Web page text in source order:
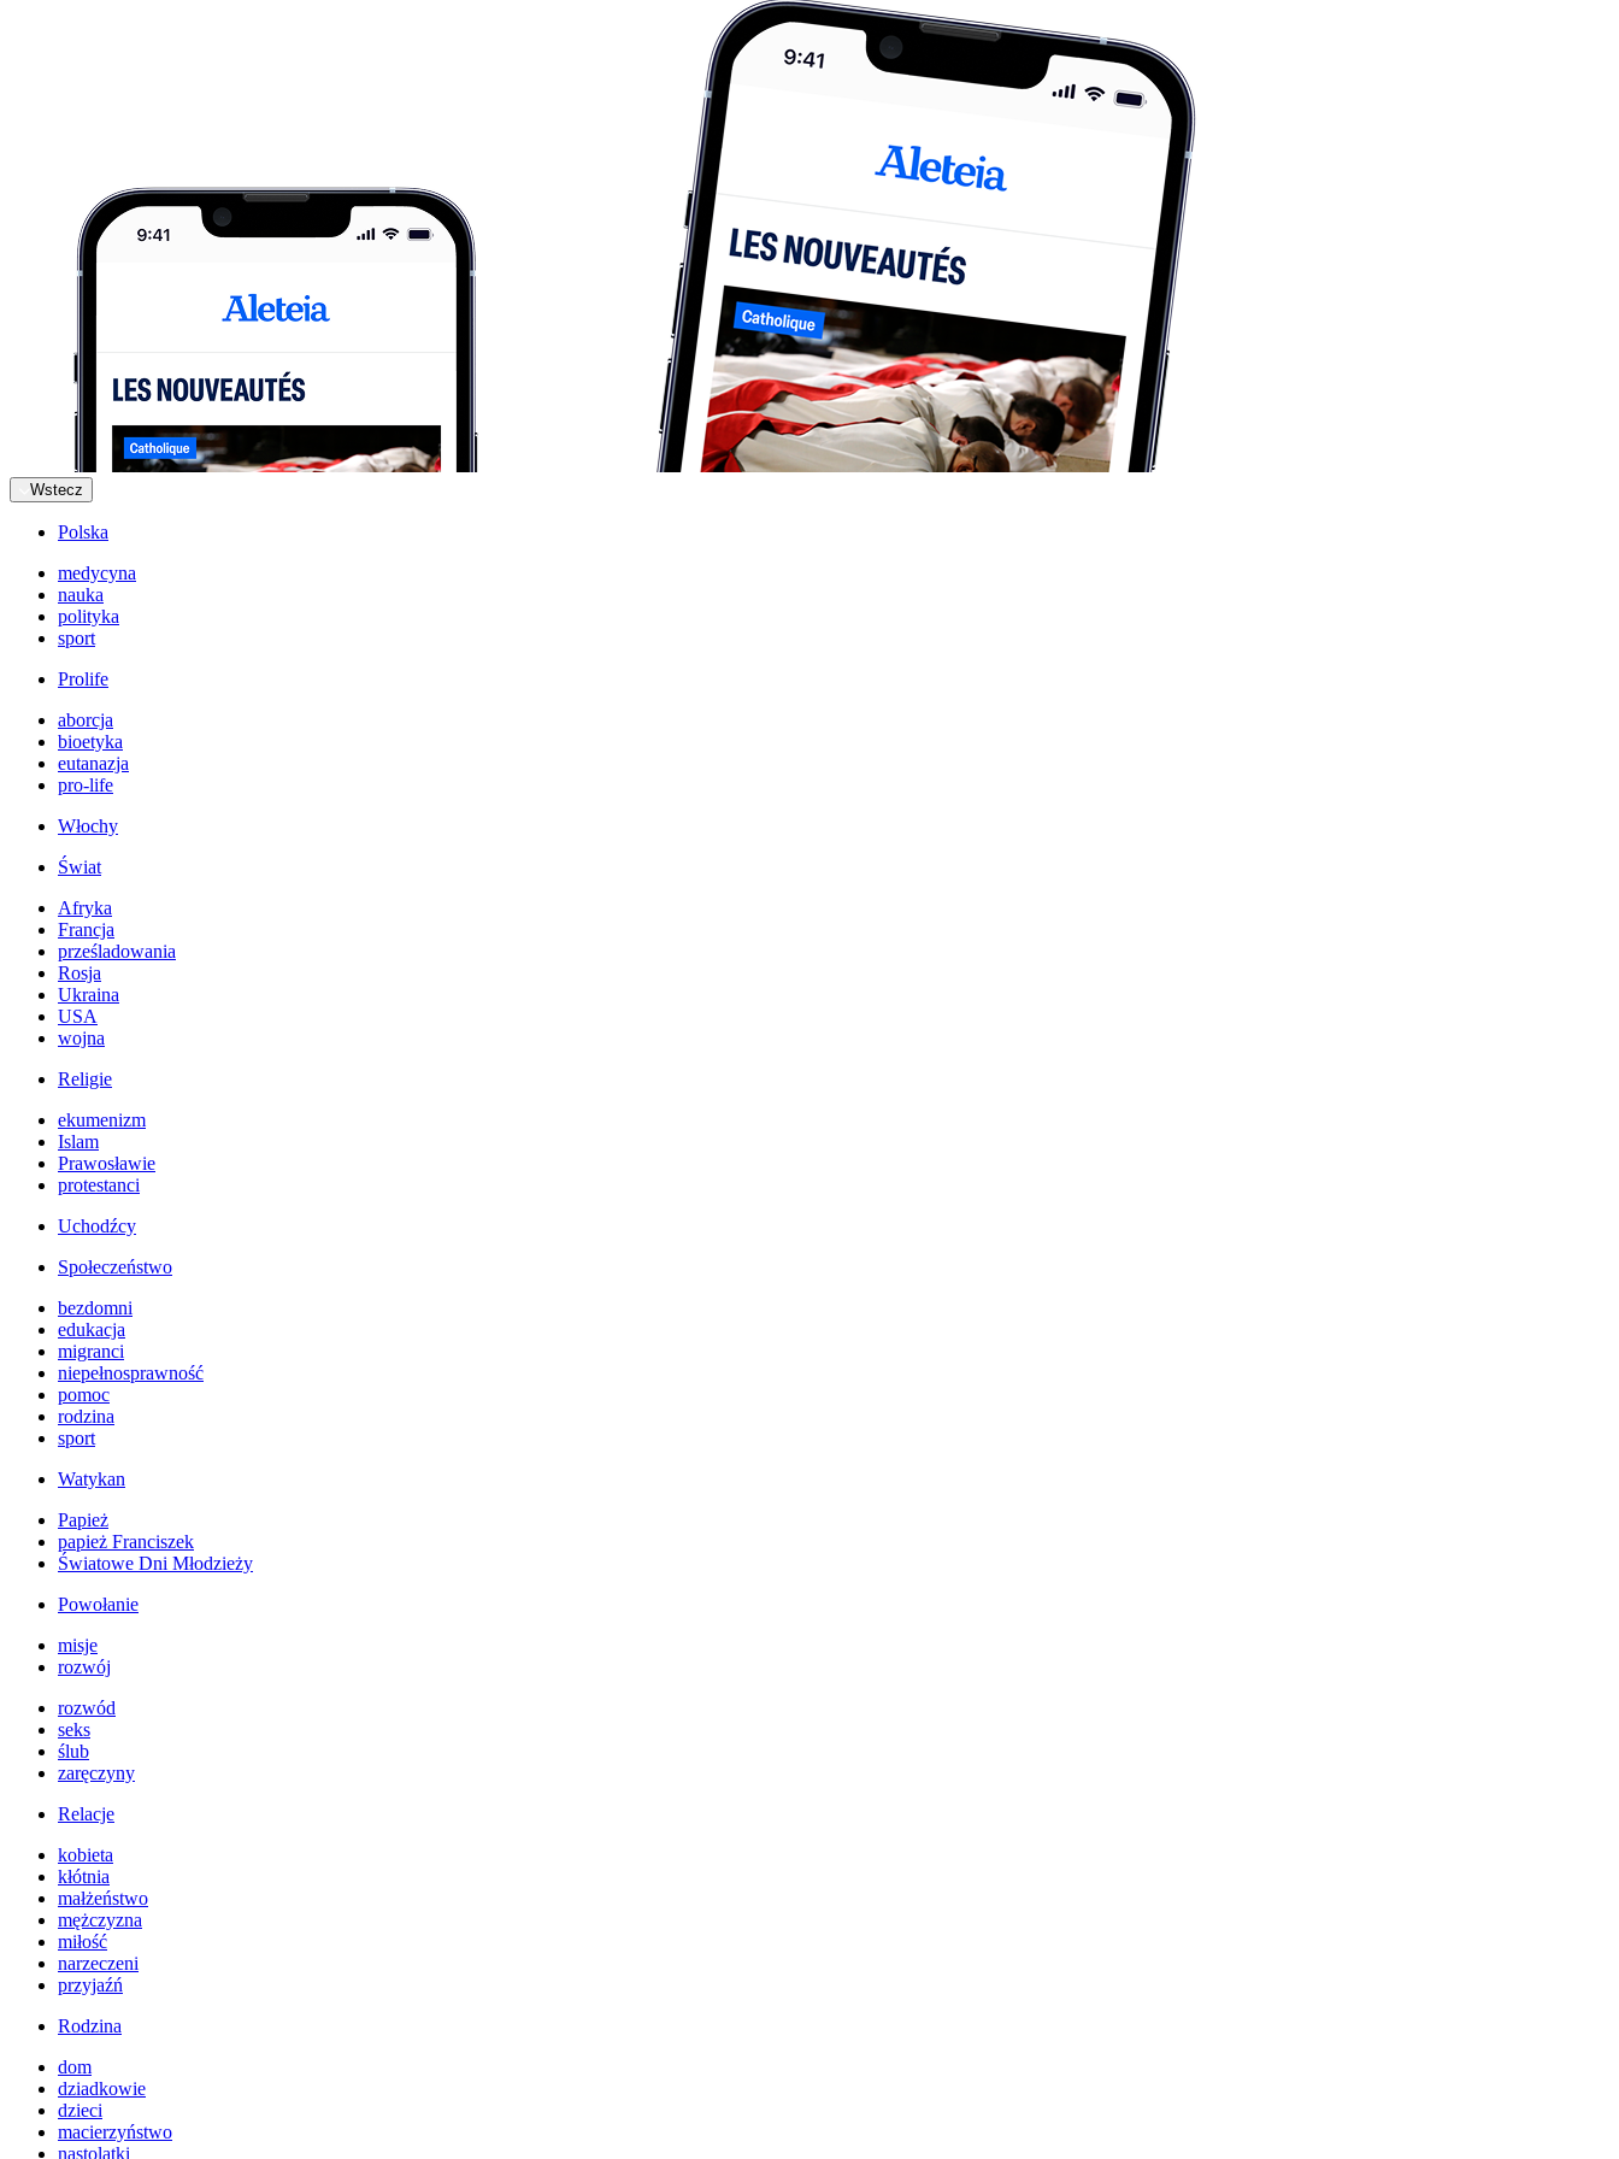
Wstecz
Polska
medycyna
nauka
polityka
sport
Prolife
aborcja
bioetyka
eutanazja
pro-life
Włochy
Świat
Afryka
Francja
prześladowania
Rosja
Ukraina
USA
wojna
Religie
ekumenizm
Islam
Prawosławie
protestanci
Uchodźcy
Społeczeństwo
bezdomni
edukacja
migranci
niepełnosprawność
pomoc
rodzina
sport
Watykan
Papież
papież Franciszek
Światowe Dni Młodzieży
Powołanie
misje
rozwój
rozwód
seks
ślub
zaręczyny
Relacje
kobieta
kłótnia
małżeństwo
mężczyzna
miłość
narzeczeni
przyjaźń
Rodzina
dom
dziadkowie
dzieci
macierzyństwo
nastolatki